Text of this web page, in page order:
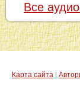
Все
Карта сайта